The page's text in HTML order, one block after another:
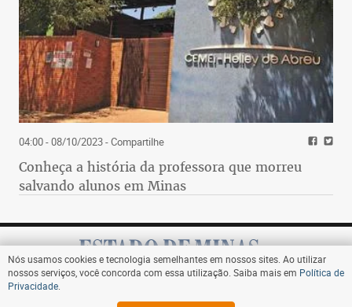
04:00 - 08/10/2023- Compartilhe
Conheça a história da professora que morreu
salvando alunos em Minas
Assine
Nós usamos cookies e tecnologia semelhantes em nossos sites. Ao utilizar
nossos serviços, você concorda com essa utilização. Saiba mais em Política de
Privacidade